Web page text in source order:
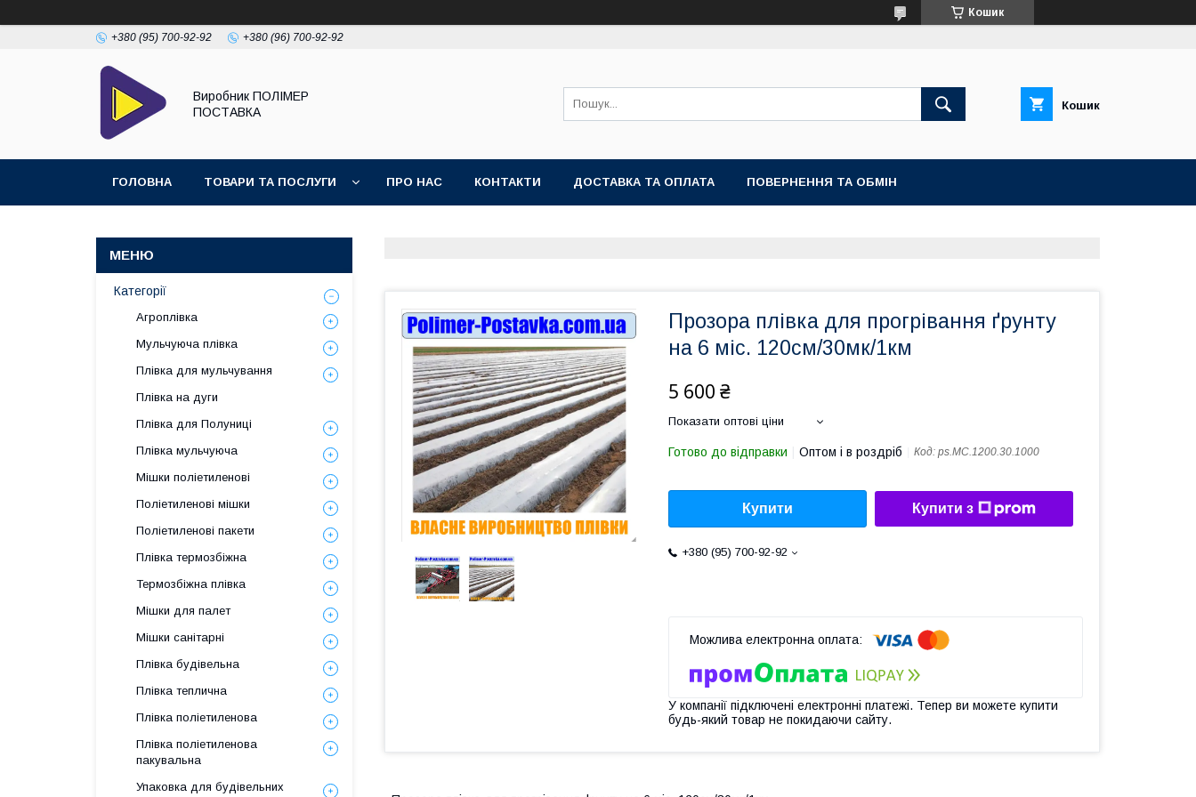
Кошик
+380 (95) 700-92-92 +380 (96) 700-92-92
Виробник ПОЛІМЕР
ПОСТАВКА
Кошик
ГОЛОВНА ТОВАРИ ТА ПОСЛУГИ ПРО НАС КОНТАКТИ ДОСТАВКА ТА ОПЛАТА ПОВЕРНЕННЯ ТА ОБМІН
Прозора плівка для прогрівання ґрунту
на 6 міс. 120см/30мк/1км
5 600 ₴
Показати оптові ціни
Готово до відправки Оптом і в роздріб Код: ps.МС.1200.30.1000
Купити Купити з
+380 (95) 700-92-92
У компанії підключені електронні платежі. Тепер ви можете купити
будь-який товар не покидаючи сайту.
Категорії
Агроплівка
Мульчуюча плівка
Плівка для мульчування
Плівка на дуги
Плівка для Полуниці
Плівка мульчуюча
Мішки поліетиленові
Поліетиленові мішки
Поліетиленові пакети
Плівка термозбіжна
Термозбіжна плівка
Мішки для палет
Мішки санітарні
Плівка будівельна
Плівка теплична
Плівка поліетиленова
Плівка поліетиленова
пакувальна
Упаковка для будівельних